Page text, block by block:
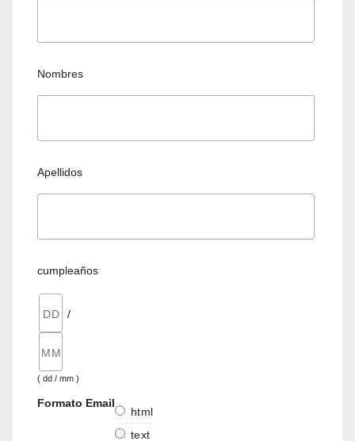
Nombres
Apellidos
cumpleaños
/
( dd / mm )
Formato Email
html
text